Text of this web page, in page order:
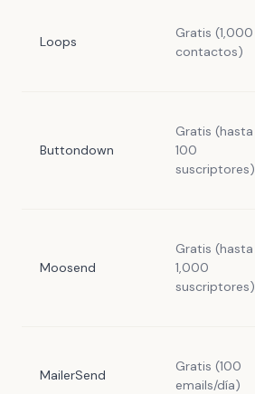
Loops
Gratis (1,000
contactos)
Buttondown
Gratis (hasta
100
suscriptores)
Moosend
Gratis (hasta
1,000
suscriptores)
MailerSend
Gratis (100
emails/día)